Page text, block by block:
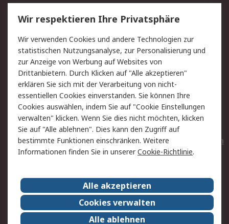
Service
Value Added Services
Lieferlösungen
Rücksendungen
Kontakt
Hilfe
Privatkunden
Rechtliches
AGB
Datenschutz
Cookie-Richtlinie
Zahlungsbedingungen
Copyright/Impressum
Entsorgung
Elektrogeräte/Batterien
RS weltweit
Karriere bei RS
Nachhaltigkeit
Qualität/Umwelt/ZertifikatePresse-Center
Wir respektieren Ihre Privatsphäre
Wir verwenden Cookies und andere Technologien zur
statistischen Nutzungsanalyse, zur Personalisierung und
zur Anzeige von Werbung auf Websites von
Drittanbietern. Durch Klicken auf "Alle akzeptieren"
erklären Sie sich mit der Verarbeitung von nicht-
essentiellen Cookies einverstanden. Sie können Ihre
Cookies auswählen, indem Sie auf "Cookie Einstellungen
verwalten" klicken. Wenn Sie dies nicht möchten, klicken
Sie auf "Alle ablehnen". Dies kann den Zugriff auf
bestimmte Funktionen einschränken. Weitere
Informationen finden Sie in unsererCookie-Richtlinie.
Alle akzeptieren
Cookies verwalten
Alle ablehnen